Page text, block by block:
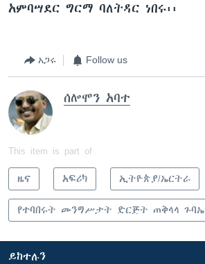
አምባሣደር ግርማ ባለትዳር ነበሩ፡፡
አጋሩ Follow us
ሰሎሞን አባተ
This item is part of
ዜና አፍሪካ ኢትዮጵያ/ኤርትራ
የተባበሩት መንግሥታት ድርጅት ጠቅላላ ጉባኤ
ይከተሉን